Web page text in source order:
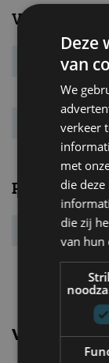
Verbruik
Verbr. gecomb.
CO₂-emissie
Energielabel
Prestaties
Acc. 0-100 km/
Topsnelheid
Deze
van
We
verkeer
met
die
die zij
van hun